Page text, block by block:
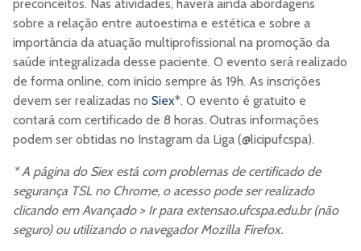
preconceitos. Nas atividades, haverá ainda abordagens
sobre a relação entre autoestima e estética e sobre a
importância da atuação multiprofissional na promoção da
saúde integralizada desse paciente. O evento será realizado
de forma online, com início sempre às 19h. As inscrições
devem ser realizadas no Siex*. O evento é gratuito e
contará com certificado de 8 horas. Outras informações
podem ser obtidas no Instagram da Liga (@licipufcspa).
* A página do Siex está com problemas de certificado de
segurança TSL no Chrome, o acesso pode ser realizado
clicando em Avançado > Ir para extensao.ufcspa.edu.br (não
seguro) ou utilizando o navegador Mozilla Firefox.